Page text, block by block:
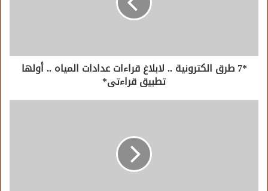
*7 طرق الكترونية .. لابلاغ قراءات عدادات المياه .. أولها
تطبيق قراءتى*